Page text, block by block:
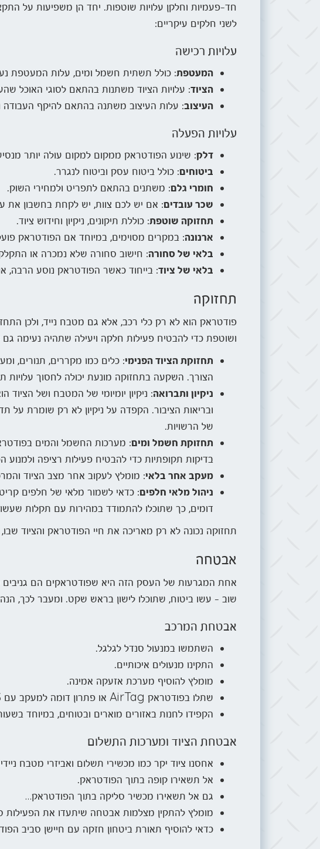
חד-פעמיות וחלקן עלויות שוטפות. יחד הן משפיעות על
לשני חלקים עיקריים:
עלויות רכישה
המעטפת: כולל תשתית חשמל ומים, עלות המעטפת נעה בין 15,000 ל-60,000 ש"ח. משתנה בהתאם לגודל הפודטראק ולסוג החומר
הציוד: עלויות הציוד משתנות בהתאם לסוגי האוכל שהעסק יגיש. הן יכולות לנוע בין
העיצוב: עלות העיצוב משתנה בהתאם להיקף העבודה והחומרים
עלויות הפעלה
דלק: שינוע הפודטראק ממקום למקום עולה יותר
ביטוחים: כולל ביטוח עסק וביטוח לנגרר.
חומרי גלם: משתנים בהתאם לתפריט ולמחירי השוק.
שכר עובדים: אם יש לכם צוות, יש לקחת בחשבון את
תחזוקה שוטפת: כוללת תיקונים, ניקיון וחידוש ציוד.
ארנונה: במקרים מסוימים, במיוחד אם הפודטראק
בלאי של סחורה: חישוב סחורה שלא נמכרה או
בלאי של ציוד: בייחוד כאשר הפודטראק נוסע
תחזוקה
פודטראק הוא לא רק כלי רכב, אלא גם מטבח נייד, ולכן
ושוטפת כדי להבטיח פעילות חלקה ויעילה שתהיה נעימה
תחזוקת הציוד הפנימי: כלים כמו מקררים, תנורים,
הצורך. השקעה בתחזוקה מונעת יכולה לחסוך עלויות
ניקיון ותברואה: ניקיון יומיומי של המטבח ושל
ובריאות הציבור. הקפדה על ניקיון לא רק שומרת
של הרשויות.
תחזוקת חשמל ומים: מערכות החשמל והמים
בדיקות תקופתיות כדי להבטיח פעילות רציפה ולמנוע
מעקב אחר בלאי: מומלץ לעקוב אחר מצב הציוד
ניהול מלאי חלפים: כדאי לשמור מלאי של חלפים
דומים, כך שתוכלו להתמודד במהירות עם תקלות
תחזוקה נכונה לא רק מאריכה את חיי הפודטראק והציוד
אבטחה
אחת המגרעות של העסק הזה היא שפודטראקים הם גניבים
שוב – עשו ביטוח, שתוכלו לישון בראש שקט. ומעבר לכך,
אבטחת המרכב
השתמשו במנעול סנדל לגלגל.
התקינו מנעולים איכותיים.
מומלץ להוסיף מערכת אזעקה אמינה.
שתלו בפודטראק AirTag או פתרון דומה למעקב עם GPS.
הקפידו לחנות באזורים מוארים ובטוחים, במיוחד
אבטחת הציוד ומערכות התשלום
אחסנו ציוד יקר כמו מכשירי תשלום ואביזרי מטבח
אל תשאירו קופה בתוך הפודטראק.
גם אל תשאירו מכשיר סליקה בתוך הפודטראק…
מומלץ להתקין מצלמות אבטחה שיתעדו את הפעילות
כדאי להוסיף תאורת ביטחון חזקה עם חיישן סביב